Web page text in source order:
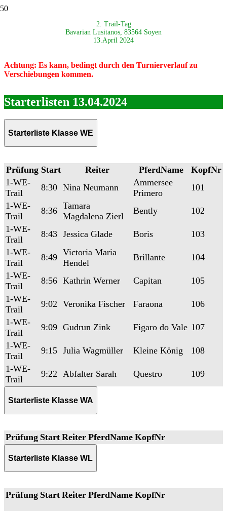
2. Trail-Tag
Bavarian Lusitanos, 83564 Soyen
13.April 2024
Achtung: Es kann, bedingt durch den Turnierverlauf zu
Verschiebungen kommen.
Starterlisten 13.04.2024
Starterliste Klasse WE
Prüfung Start Reiter PferdName
KopfNr
1-WE-
Trail
8:30 Nina Neumann
Ammersee
Primero
101
1-WE-
Trail
8:36 Tamara
Magdalena Zierl
Bently
102
1-WE-
Trail
8:43 Jessica Glade Boris
103
1-WE-
Trail
8:49 Victoria Maria
Hendel
Brillante
104
1-WE-
Trail
8:56 Kathrin Werner Capitan
105
1-WE-
Trail
9:02 Veronika Fischer Faraona
106
1-WE-
Trail
9:09 Gudrun Zink Figaro do Vale 107
1-WE-
Trail
9:15 Julia Wagmüller Kleine König
108
1-WE-
Trail
9:22 Abfalter Sarah Questro 109
Starterliste Klasse WA
Prüfung Start Reiter PferdName KopfNr
Starterliste Klasse WL
Prüfung Start Reiter PferdName KopfNr